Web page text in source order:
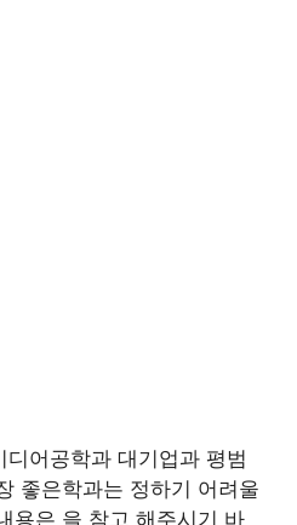
어공학과 대기업과 평범
좋은학과는 정하기 어려울
용은 을 참고 해주시기 바